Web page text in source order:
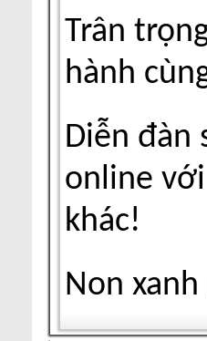
Trân
hành
Diễn đàn
online
khác!
Non